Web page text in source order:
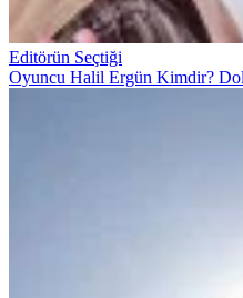
Editörün Seçtiği
Oyuncu Halil Ergün Kimdir?